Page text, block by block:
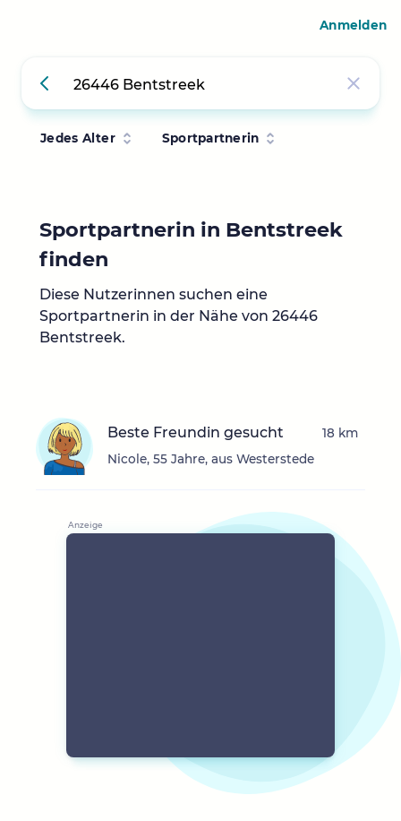
Jedes Alter Sportpartnerin
Sportpartnerin in Bentstreek
finden
Diese Nutzerinnen suchen eine
Sportpartnerin in der Nähe von 26446
Bentstreek.
Beste Freundin gesucht
Nicole, 55 Jahre, aus Westerstede
18 km
Anmelden